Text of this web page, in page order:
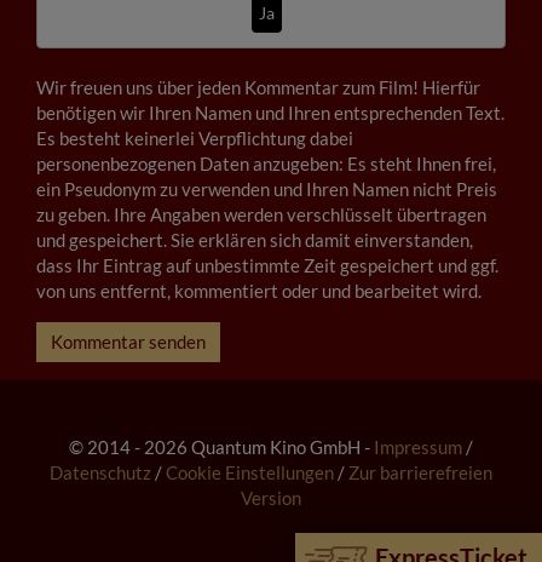
Ja
Wir freuen uns über jeden Kommentar zum Film! Hierfür
benötigen wir Ihren Namen und Ihren entsprechenden Text.
Es besteht keinerlei Verpflichtung dabei
personenbezogenen Daten anzugeben: Es steht Ihnen frei,
ein Pseudonym zu verwenden und Ihren Namen nicht Preis
zu geben. Ihre Angaben werden verschlüsselt übertragen
und gespeichert. Sie erklären sich damit einverstanden,
dass Ihr Eintrag auf unbestimmte Zeit gespeichert und ggf.
von uns entfernt, kommentiert oder und bearbeitet wird.
Kommentar senden
© 2014 - 2026 Quantum Kino GmbH - Impressum /
Datenschutz / Cookie Einstellungen / Zur barrierefreien
Version